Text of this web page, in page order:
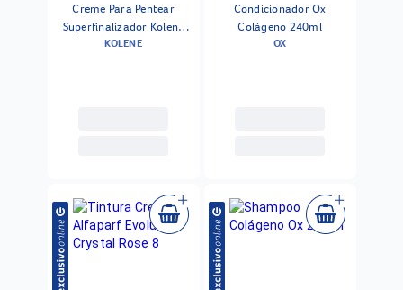
Creme Para Pentear
Superfinalizador Kolene
1kg
KOLENE
Condicionador Ox
Colágeno 240ml
OX